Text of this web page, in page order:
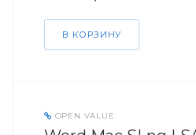
В КОРЗИНУ
OPEN VALUE